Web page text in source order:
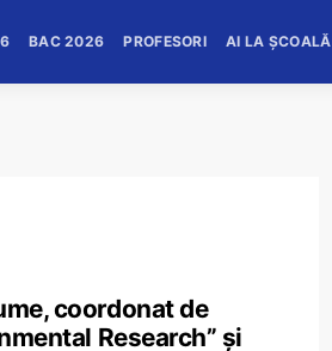
BAC 2026 PROFESORI AI LA ȘCOALĂ
coordonat de
Research” și